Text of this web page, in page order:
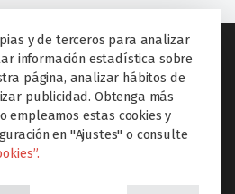
Inicio
y de terceros para analizar
información estadística sobre
página, analizar hábitos de
publicidad. Obtenga más
empleamos estas cookies y
en "Ajustes" o consulte